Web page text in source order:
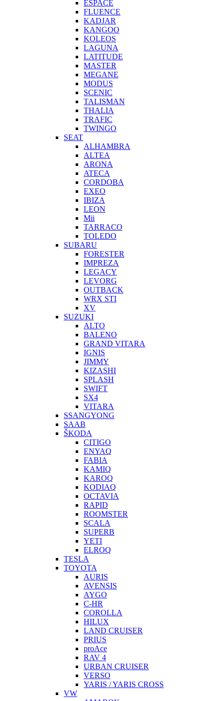
ESPACE
FLUENCE
KADJAR
KANGOO
KOLEOS
LAGUNA
LATITUDE
MASTER
MEGANE
MODUS
SCENIC
TALISMAN
THALIA
TRAFIC
TWINGO
SEAT
ALHAMBRA
ALTEA
ARONA
ATECA
CORDOBA
EXEO
IBIZA
LEON
Mii
TARRACO
TOLEDO
SUBARU
FORESTER
IMPREZA
LEGACY
LEVORG
OUTBACK
WRX STI
XV
SUZUKI
ALTO
BALENO
GRAND VITARA
IGNIS
JIMMY
KIZASHI
SPLASH
SWIFT
SX4
VITARA
SSANGYONG
SAAB
ŠKODA
CITIGO
ENYAQ
FABIA
KAMIQ
KAROQ
KODIAQ
OCTAVIA
RAPID
ROOMSTER
SCALA
SUPERB
YETI
ELROQ
TESLA
TOYOTA
AURIS
AVENSIS
AYGO
C-HR
COROLLA
HILUX
LAND CRUISER
PRIUS
proAce
RAV 4
URBAN CRUISER
VERSO
YARIS / YARIS CROSS
VW